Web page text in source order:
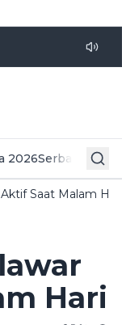
2026Serba Serbi
Saat Malam Hari
Hari